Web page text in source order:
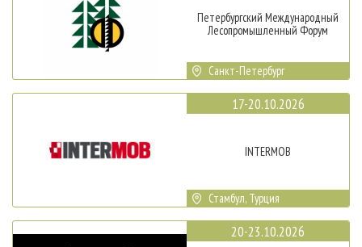
Петербургский Международный
Лесопромышленный Форум
Санкт-Петербург
17-20.10.2026
INTERMOB
Стамбул, Турция
20-23.10.2026